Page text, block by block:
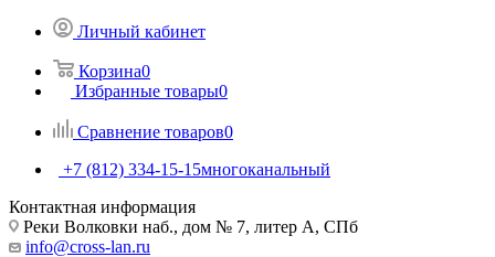
Личный кабинет
Корзина0
Избранные товары0
Сравнение товаров0
+7 (812) 334-15-15многоканальный
Контактная информация
Реки Волковки наб., дом № 7, литер А, СПб
info@cross-lan.ru